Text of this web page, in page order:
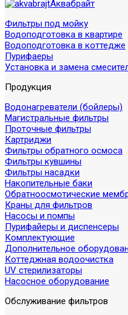
Аквабрайт
Фильтры под мойку
Водоподготовка в квартире
Водоподготовка в коттедже
Пурифаеры
Установка и замена
Продукция
Водонагреватели (бойлеры)
Магистральные фильтры
Проточные фильтры
Картриджи
Фильтры обратного осмоса
Фильтры кувшины
Фильтры насадки
Накопительные баки
Обратноосмотические
Краны для фильтров
Насосы и помпы
Пурифайеры и диспенсеры
Комплектующие
Дополнительное
Коттеджная водоочистка
UV стерилизаторы
Насосное оборудование
Обслуживание фильтров